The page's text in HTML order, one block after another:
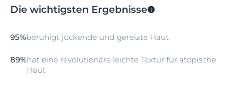
Die Kombination aus Licochalcone A,Hyaluronsäure
undCeramiden bietet eine schnell wirkende
Haut und sorgt für lang anhaltenden Hautkomfort.
Hautzustand spürbar, die Haut wird weicher und fühlt
sich geschmeidiger an.
Die wichtigsten Ergebnisse
95%beruhigt juckende und gereizte Haut
89%hat eine revolutionäre leichte Textur für atopische
Haut